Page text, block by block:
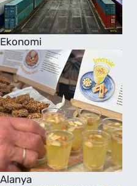
Ekonomi
Alanya